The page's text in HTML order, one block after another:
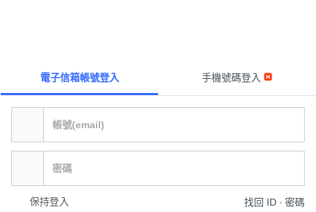
電子信箱帳號登入 手機號碼登入
保持登入 找回 ID ∙ 密碼